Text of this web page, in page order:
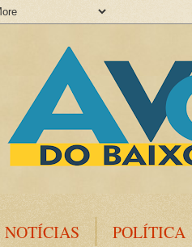
NOTÍCIAS POLÍTICA